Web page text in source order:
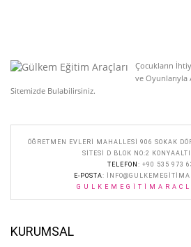
Çocukların
ve Oyunlarıyla
Sitemizde Bulabilirsiniz.
ÖĞRETMEN EVLERI MAHALLESI 906 SOKAK
SITESI D BLOK NO:2
TELEFON : +90 535 973
E-POSTA:
KURUMSAL